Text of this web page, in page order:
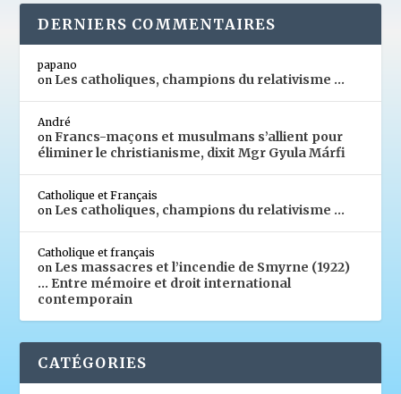
DERNIERS COMMENTAIRES
papano
on Les catholiques, champions du relativisme …
André
onFrancs-maçons et musulmans s’allient pour
éliminer le christianisme, dixit Mgr Gyula Márfi
Catholique et Français
on Les catholiques, champions du relativisme …
Catholique et français
on Les massacres et l’incendie de Smyrne (1922)
… Entre mémoire et droit international
contemporain
CATÉGORIES